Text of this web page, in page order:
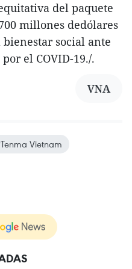
del paquete
millones dedólares
social ante
el COVID-19./.
VNA
Vietnam